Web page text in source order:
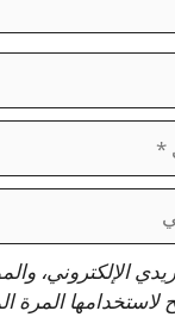
الإلكتروني،
المرة